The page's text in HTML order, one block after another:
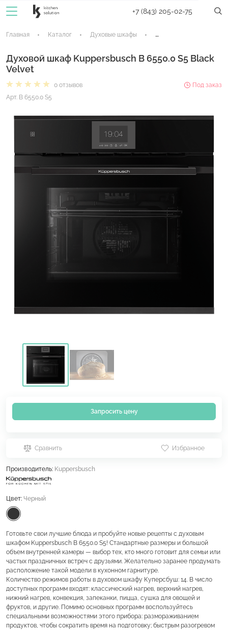
+7 (843) 205-02-75
Главная Каталог Духовые шкафы Электрические
Духовой шкаф Kuppersbusch B 6550.0 S5 Black
Velvet
0 отзывов
Под заказ
Арт. B 6550.0 S5
Запросить цену
Сравнить Избранное
Производитель: Kuppersbusch
Цвет: Черный
Готовьте свои лучшие блюда и пробуйте новые рецепты с духовым
шкафом Kuppersbusch B 6550.0 S5! Стандартные размеры и большой
объем внутренней камеры — выбор тех, кто много готовит для семьи или
частых праздничных встреч с друзьями. Желательно заранее продумать
расположение такой модели в кухонном гарнитуре.
Количество режимов работы в духовом шкафу Куперсбуш: 14. В число
доступных программ входят: классический нагрев, верхний нагрев,
нижний нагрев, конвекция, запеканки, пицца, сушка для овощей и
фруктов, и другие. Помимо основных программ воспользуйтесь
специальными возможностями этого прибора: размораживанием
продуктов, чтобы сократить время на подготовку; быстрым разогревом